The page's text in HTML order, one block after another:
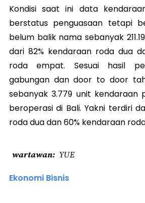
Kondisi saat ini data
berstatus penguasaan tetapi
belum balik nama sebanyak
dari 82% kendaraan roda dua
roda empat. Sesuai hasil
gabungan dan door to door
sebanyak 3.779 unit kendaraan
beroperasi di Bali. Yakni terdiri
roda dua dan 60% kendaraan
wartawan YUE
Ekonomi Bisnis